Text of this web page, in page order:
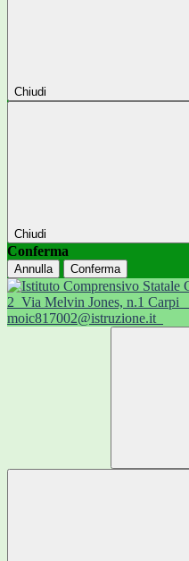
Chiudi
Chiudi
Conferma
Annulla Conferma
2 Via Melvin Jones, n.1 Carpi
moic817002@istruzione.it